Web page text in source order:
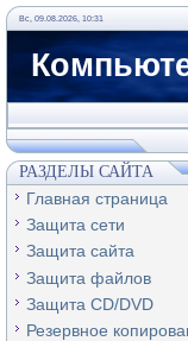
Вс, 09.08.2026, 10:31
РАЗДЕЛЫ САЙТА
Главная страница
Защита сети
Защита сайта
Защита файлов
Защита CD/DVD
Резервное